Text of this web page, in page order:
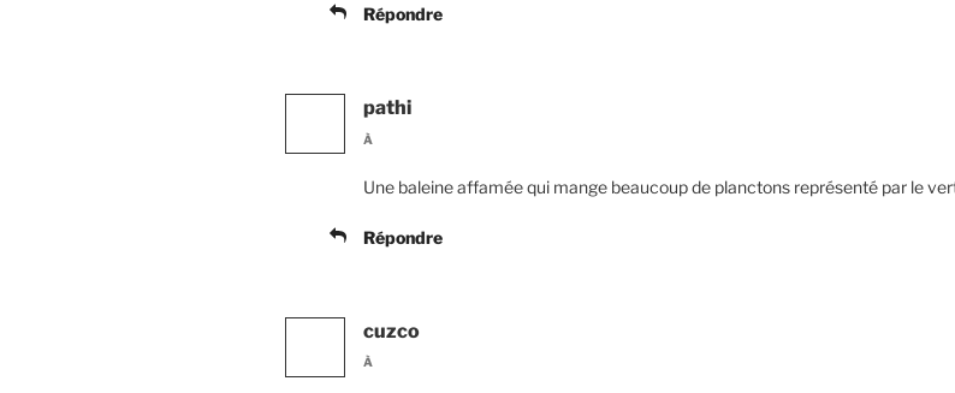
Répondre
pathi
À
Une baleine affamée qui mange beaucoup de planctons représenté par le
Répondre
cuzco
À